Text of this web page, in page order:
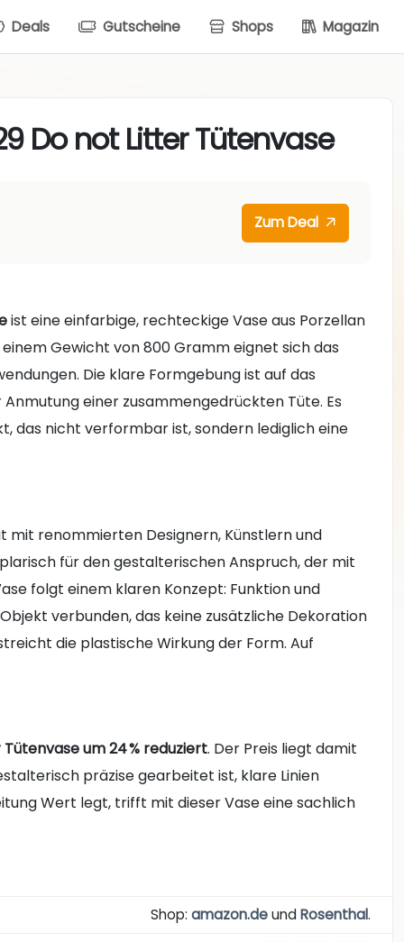
Deals Gutscheine Shops Magazin
Do not Litter Tütenvase
Zum Deal
ist eine einfarbige, rechteckige Vase aus Porzellan
Gewicht von 800 Gramm eignet sich das
Die klare Formgebung ist auf das
einer zusammengedrückten Tüte. Es
das nicht verformbar ist, sondern lediglich eine
mit renommierten Designern, Künstlern und
für den gestalterischen Anspruch, der mit
folgt einem klaren Konzept: Funktion und
verbunden, das keine zusätzliche Dekoration
die plastische Wirkung der Form. Auf
Tütenvaseum 24 % reduziert. Der Preis liegt damit
präzise gearbeitet ist, klare Linien
Wert legt, trifft mit dieser Vase eine sachlich
Shop: amazon.deundRosenthal.